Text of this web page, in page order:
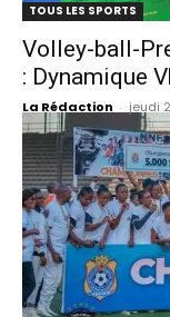
TOUS LES SPORTS
Volley-ball-
: Dynamique
La Rédaction - jeudi